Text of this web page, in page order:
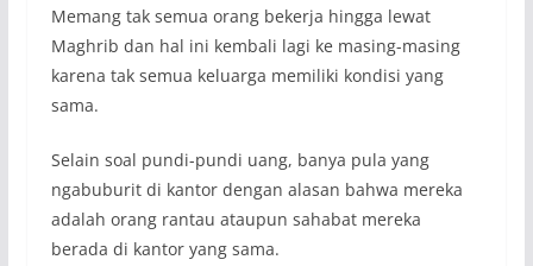
Memang tak semua orang bekerja hingga lewat
Maghrib dan hal ini kembali lagi ke masing-masing
karena tak semua keluarga memiliki kondisi yang
sama.
Selain soal pundi-pundi uang, banya pula yang
ngabuburit di kantor dengan alasan bahwa mereka
adalah orang rantau ataupun sahabat mereka
berada di kantor yang sama.